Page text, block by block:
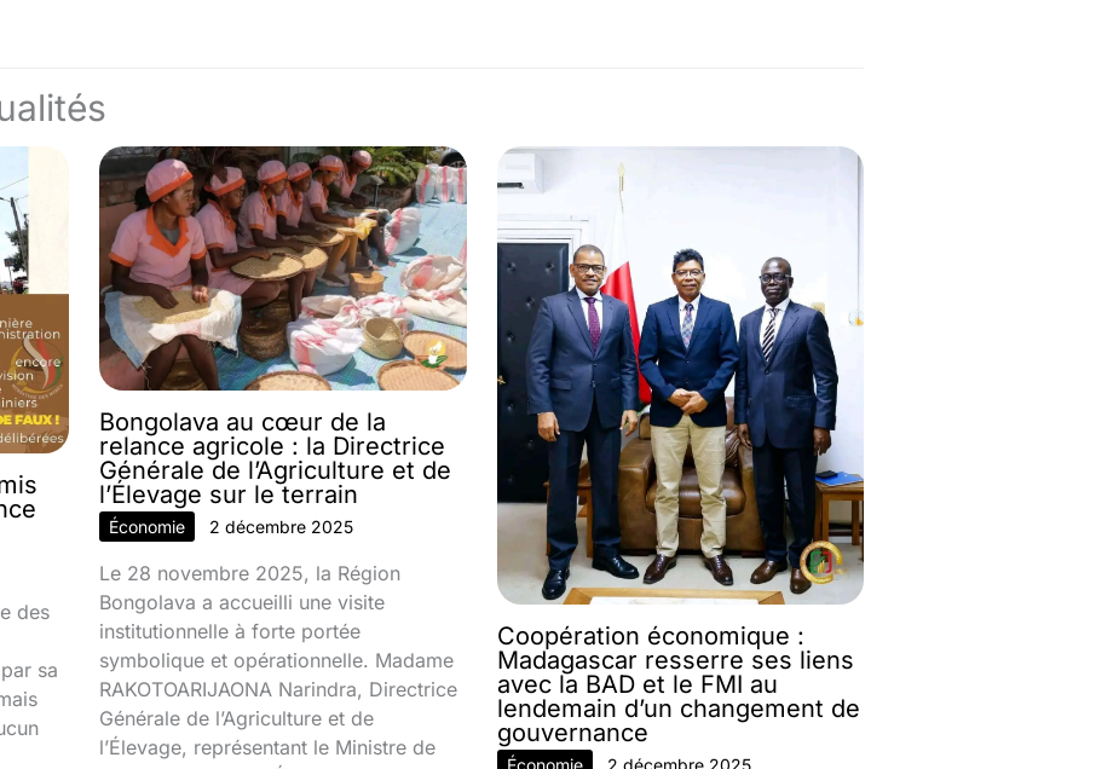
des
sa
Bongolava au cœur de la
relance agricole : la Directrice
Générale de l’Agriculture et de
l’Élevage sur le terrain
Économie 2 décembre 2025
Le 28 novembre 2025, la Région
Bongolava a accueilli une visite
institutionnelle à forte portée
symbolique et opérationnelle. Madame
RAKOTOARIJAONA Narindra, Directrice
Générale de l’Agriculture et de
l’Élevage, représentant le Ministre de
Coopération économique :
Madagascar resserre ses liens
avec la BAD et le FMI au
lendemain d’un changement de
gouvernance
Économie 2 décembre 2025